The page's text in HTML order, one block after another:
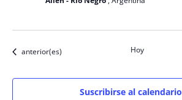
Eventos
anterior(es) Hoy
Suscribirse al calendario